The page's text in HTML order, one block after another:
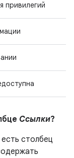
привилегий
Ссылки?
столбец